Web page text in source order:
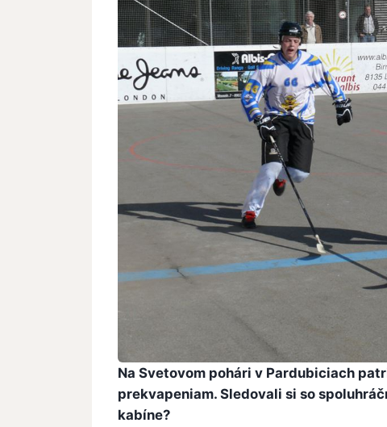
Na Svetovom pohári v Pardubiciach
prekvapeniam. Sledovali si so
kabíne?